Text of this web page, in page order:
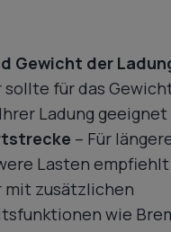
Gewicht der
sollte für das
Ladung geeignet
– Für
Lasten
mit zusätzlichen
wie